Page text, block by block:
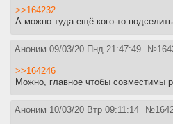
У меня образовалась пленка или
растениях/стеклах, что это?
Бактериальная вспышка. Проверь
бороться?
Проверь, не попадают ли на твой
фосфаты. Промывай губки фильтров
помощью поедающих водоросли рыб
>>164232
А можно туда ещё кого-то
Аноним 09/03/20 Пнд 21:47:49 №
>>164246
Можно, главное чтобы совместимы
Аноним 10/03/20 Втр 09:11:14 №